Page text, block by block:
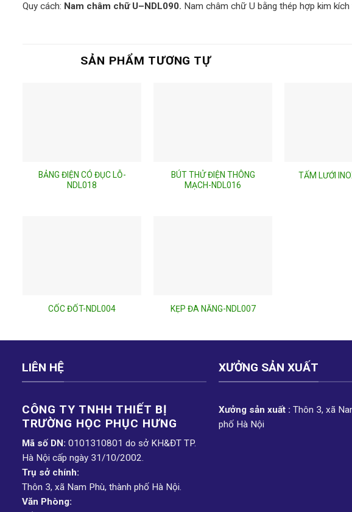
Quy cách: Nam châm chữ U–NDL090. Nam châm chữ U bằng thép hợp kim
SẢN PHẨM TƯƠNG TỰ
BẢNG ĐIỆN CÓ ĐỤC LỖ-
NDL018
BÚT THỬ ĐIỆN THÔNG
MẠCH-NDL016
TẤM LƯỚI
CỐC ĐỐT-NDL004 KẸP ĐA NĂNG-NDL007
LIÊN HỆ
CÔNG TY TNHH THIẾT BỊ
TRƯỜNG HỌC PHỤC H­ƯNG
Mã số DN: 0101310801 do sở KH&ĐT TP.
Hà Nội cấp ngày 31/10/2002.
Trụ sở chính:
Thôn 3, xã Nam Phù, thành phố Hà Nội.
Văn Phòng:
XƯỞNG SẢN XUẤT
Xưởng sản xuất : Thôn 3, xã
phố Hà Nội